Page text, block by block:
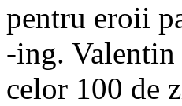
pentru eroii
-ing. Valentin
celor 100 de